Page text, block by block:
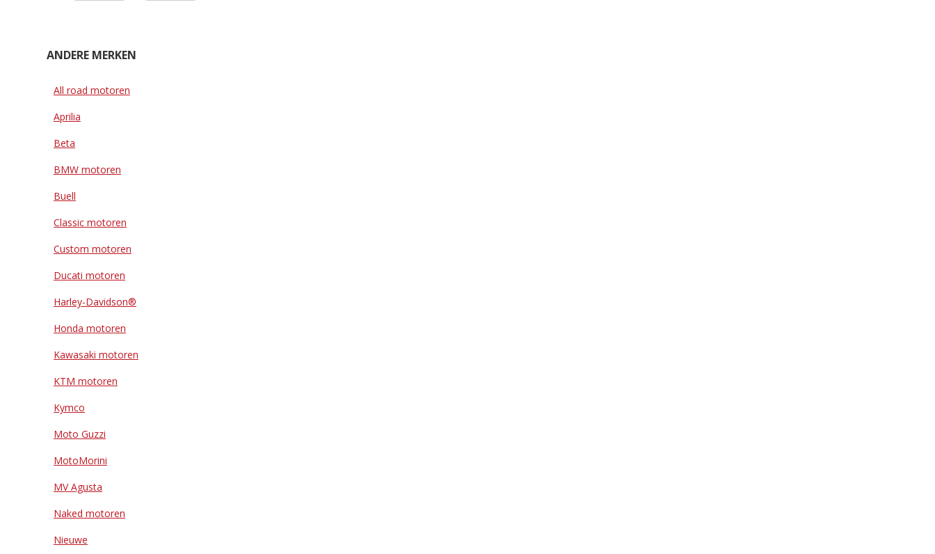
ANDERE MERKEN
All road motoren
Aprilia
Beta
BMW motoren
Buell
Classic motoren
Custom motoren
Ducati motoren
Harley-Davidson®
Honda motoren
Kawasaki motoren
KTM motoren
Kymco
Moto Guzzi
MotoMorini
MV Agusta
Naked motoren
Nieuwe